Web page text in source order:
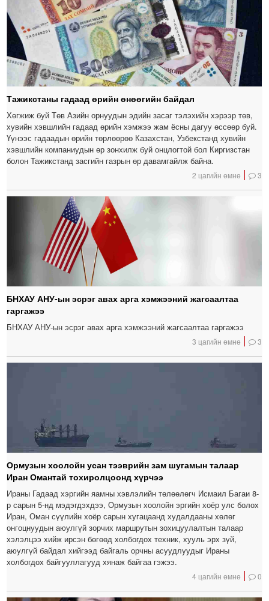
Тажикстаны гадаад өрийн өнөөгийн байдал
Хөгжиж буй Төв Азийн орнуудын эдийн засаг тэлэхийн хэрээр төв,
хувийн хэвшлийн гадаад өрийн хэмжээ жам ёсны дагуу өссөөр буй.
Үүнээс гадаадын өрийн төрлөөрөө Казахстан, Узбекстанд хувийн
хэвшлийн компаниудын өр зонхилж буй онцлогтой бол Киргизстан
болон Тажикстанд засгийн газрын өр давамгайлж байна.
2 цагийн өмнө 3
БНХАУ АНУ-ын эсрэг авах арга хэмжээний жагсаалтаа
гаргажээ
БНХАУ АНУ-ын эсрэг авах арга хэмжээний жагсаалтаа гаргажээ
3 цагийн өмнө 3
Ормузын хоолойн усан тээврийн зам шугамын талаар
Иран Омантай тохиролцоонд хүрчээ
Ираны Гадаад хэргийн яамны хэвлэлийн төлөөлөгч Исмаил Багаи 8-
р сарын 5-нд мэдэгдэхдээ, Ормузын хоолойн эргийн хоёр улс болох
Иран, Оман сүүлийн хоёр сарын хугацаанд худалдааны хөлөг
онгоцнуудын аюулгүй зорчих маршрутын зохицуулалтын талаар
хэлэлцээ хийж ирсэн бөгөөд холбогдох техник, хууль эрх зүй,
аюулгүй байдал хийгээд байгаль орчны асуудлуудыг Ираны
холбогдох байгууллагууд хянаж байгаа гэжээ.
4 цагийн өмнө 0